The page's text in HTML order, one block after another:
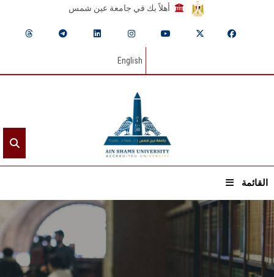
أهلاً بك في جامعة عين شمس
English
القائمة
الرئيسيـة
عن الجامعة